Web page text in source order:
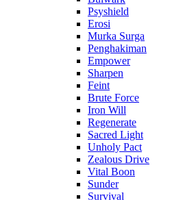
Psyshield
Erosi
Murka Surga
Penghakiman
Empower
Sharpen
Feint
Brute Force
Iron Will
Regenerate
Sacred Light
Unholy Pact
Zealous Drive
Vital Boon
Sunder
Survival